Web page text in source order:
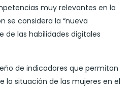
muy relevantes en la
se considera la “nueva
de las habilidades digitales
de indicadores que permitan
la situación de las mujeres en el